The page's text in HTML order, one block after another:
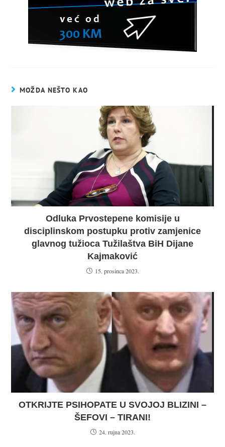
MOŽDA NEŠTO KAO
Odluka Prvostepene komisije u
disciplinskom postupku protiv zamjenice
glavnog tužioca Tužilaštva BiH Dijane
Kajmaković
15. prosinca 2023.
OTKRIJTE PSIHOPATE U SVOJOJ BLIZINI –
ŠEFOVI – TIRANI!
24. rujna 2023.